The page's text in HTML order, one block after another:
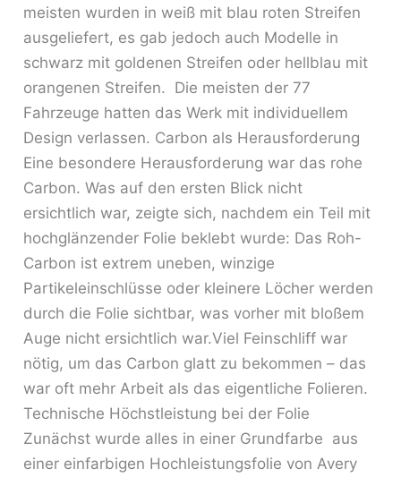
meisten wurden in weiß mit blau roten Streifen
ausgeliefert, es gab jedoch auch Modelle in
schwarz mit goldenen Streifen oder hellblau mit
orangenen Streifen. Die meisten der 77
Fahrzeuge hatten das Werk mit individuellem
Design verlassen. Carbon als Herausforderung
Eine besondere Herausforderung war das rohe
Carbon. Was auf den ersten Blick nicht
ersichtlich war, zeigte sich, nachdem ein Teil mit
hochglänzender Folie beklebt wurde: Das Roh-
Carbon ist extrem uneben, winzige
Partikeleinschlüsse oder kleinere Löcher werden
durch die Folie sichtbar, was vorher mit bloßem
Auge nicht ersichtlich war.Viel Feinschliff war
nötig, um das Carbon glatt zu bekommen – das
war oft mehr Arbeit als das eigentliche Folieren.
Technische Höchstleistung bei der Folie
Zunächst wurde alles in einer Grundfarbe aus
einer einfarbigen Hochleistungsfolie von Avery